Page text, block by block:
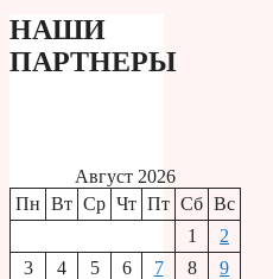
НАШИ
ПАРТНЕРЫ
Август 2026
Пн Вт Ср Чт Пт Сб Вс
1
2
3
4 5 6 7 8
9